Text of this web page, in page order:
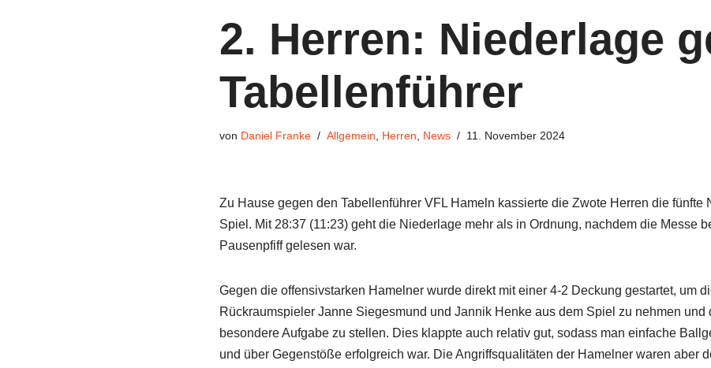
2. Herren: Niederlage
Tabellenführer
von Daniel Franke Allgemein Herren News 11. November 2024
Zu Hause gegen den Tabellenführer VFL Hameln kassierte die Zwote Herren die fünfte
Spiel. Mit 28:37 (11:23) geht die Niederlage mehr als in Ordnung, nachdem die Messe
Pausenpfiff gelesen war.
Gegen die offensivstarken Hamelner wurde direkt mit einer 4-2 Deckung gestartet, um
Rückraumspieler Janne Siegesmund und Jannik Henke aus dem Spiel zu nehmen und
besondere Aufgabe zu stellen. Dies klappte auch relativ gut, sodass man einfache
und über Gegenstöße erfolgreich war. Die Angriffsqualitäten der Hamelner waren aber